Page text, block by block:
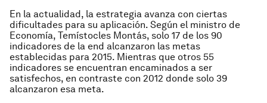
En la actualidad, la estrategia avanza con ciertas
dificultades para su aplicación. Según el ministro de
Economía, Temístocles Montás, solo 17 de los 90
indicadores de la end alcanzaron las metas
establecidas para 2015. Mientras que otros 55
indicadores se encuentran encaminados a ser
satisfechos, en contraste con 2012 donde solo 39
alcanzaron esa meta.